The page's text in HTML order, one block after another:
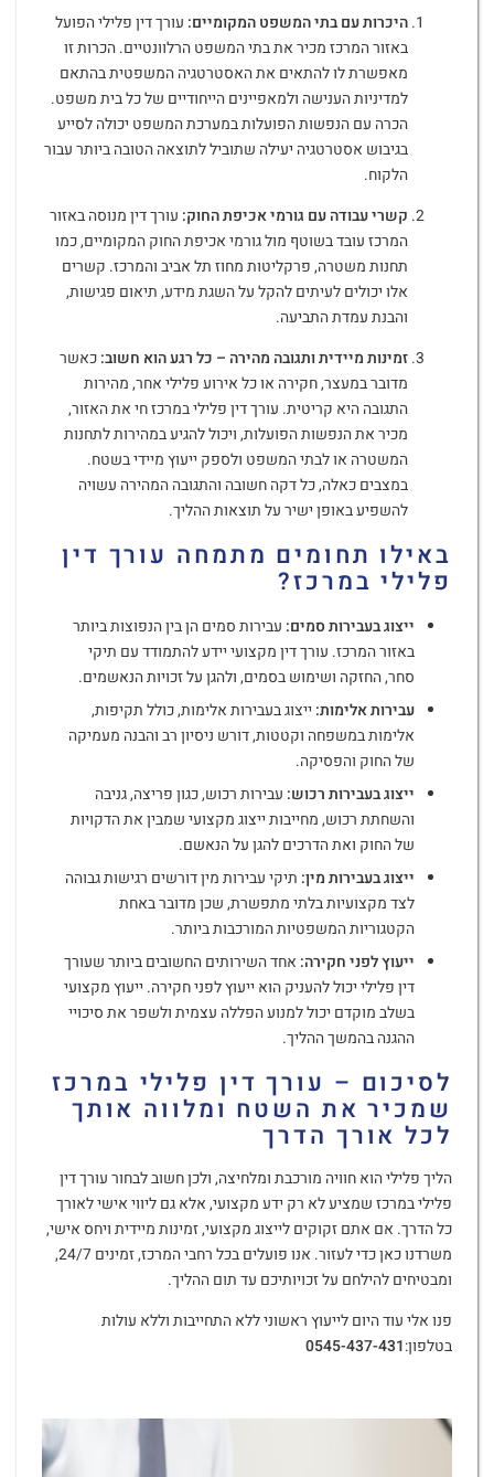
היכרות עם בתי המשפט המקומיים: עורך דין פלילי הפועל
באזור המרכז מכיר את בתי המשפט הרלוונטיים. הכרות זו
מאפשרת לו להתאים את האסטרטגיה המשפטית בהתאם
למדיניות הענישה ולמאפיינים הייחודיים של כל בית משפט.
הכרה עם הנפשות הפועלות במערכת המשפט יכולה לסייע
בגיבוש אסטרטגיה יעילה שתוביל לתוצאה הטובה ביותר עבור
הלקוח.
קשרי עבודה עם גורמי אכיפת החוק: עורך דין מנוסה באזור
המרכז עובד בשוטף מול גורמי אכיפת החוק המקומיים, כמו
תחנות משטרה, פרקליטות מחוז תל אביב והמרכז. קשרים
אלו יכולים לעיתים להקל על השגת מידע, תיאום פגישות,
והבנת עמדת התביעה.
זמינות מיידית ותגובה מהירה – כל רגע הוא חשוב:כאשר
מדובר במעצר, חקירה או כל אירוע פלילי אחר, מהירות
התגובה היא קריטית. עורך דין פלילי במרכז חי את האזור,
מכיר את הנפשות הפועלות, ויכול להגיע במהירות לתחנות
המשטרה או לבתי המשפט ולספק ייעוץ מיידי בשטח.
במצבים כאלה, כל דקה חשובה והתגובה המהירה עשויה
להשפיע באופן ישיר על תוצאות ההליך.
באילו תחומים מתמחה עורך דין
פלילי במרכז?
ייצוג בעבירות סמים: עבירות סמים הן בין הנפוצות ביותר
באזור המרכז. עורך דין מקצועי יידע להתמודד עם תיקי
סחר, החזקה ושימוש בסמים, ולהגן על זכויות הנאשמים.
עבירות אלימות: ייצוג בעבירות אלימות, כולל תקיפות,
אלימות במשפחה וקטטות, דורש ניסיון רב והבנה מעמיקה
של החוק והפסיקה.
ייצוג בעבירות רכוש: עבירות רכוש, כגון פריצה, גניבה
והשחתת רכוש, מחייבות ייצוג מקצועי שמבין את הדקויות
של החוק ואת הדרכים להגן על הנאשם.
ייצוג בעבירות מין: תיקי עבירות מין דורשים רגישות גבוהה
לצד מקצועיות בלתי מתפשרת, שכן מדובר באחת
הקטגוריות המשפטיות המורכבות ביותר.
ייעוץ לפני חקירה: אחד השירותים החשובים ביותר שעורך
דין פלילי יכול להעניק הוא ייעוץ לפני חקירה. ייעוץ מקצועי
בשלב מוקדם יכול למנוע הפללה עצמית ולשפר את סיכויי
ההגנה בהמשך ההליך.
לסיכום – עורך דין פלילי במרכז
שמכיר את השטח ומלווה אותך
לכל אורך הדרך
הליך פלילי הוא חוויה מורכבת ומלחיצה, ולכן חשוב לבחור עורך דין
פלילי במרכז שמציע לא רק ידע מקצועי, אלא גם ליווי אישי לאורך
כל הדרך. אם אתם זקוקים לייצוג מקצועי, זמינות מיידית ויחס אישי,
משרדנו כאן כדי לעזור. אנו פועלים בכל רחבי המרכז, זמינים 24/7,
ומבטיחים להילחם על זכויותיכם עד תום ההליך.
פנו אלי עוד היום לייעוץ ראשוני ללא התחייבות וללא עולות
בטלפון:0545-437-431